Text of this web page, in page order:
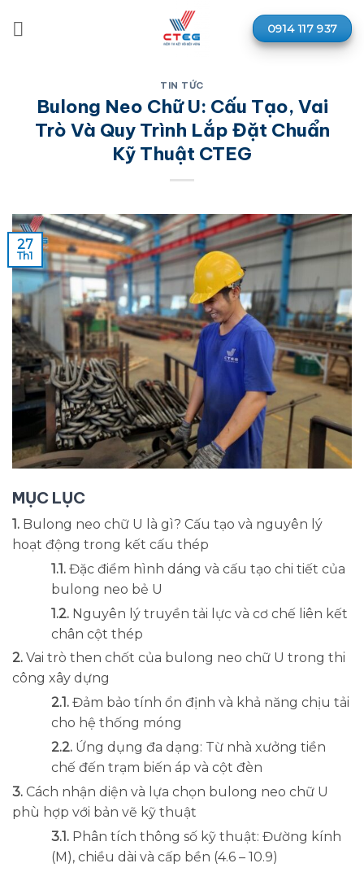
0914 117 937
TIN TỨC
Bulong Neo Chữ U: Cấu Tạo, Vai
Trò Và Quy Trình Lắp Đặt Chuẩn
Kỹ Thuật CTEG
27
Th1
MỤC LỤC
Bulong neo chữ U là gì? Cấu tạo và nguyên lý
hoạt động trong kết cấu thép
Đặc điểm hình dáng và cấu tạo chi tiết của
bulong neo bẻ U
Nguyên lý truyền tải lực và cơ chế liên kết
chân cột thép
Vai trò then chốt của bulong neo chữ U trong thi
công xây dựng
Đảm bảo tính ổn định và khả năng chịu tải
cho hệ thống móng
Ứng dụng đa dạng: Từ nhà xưởng tiền
chế đến trạm biến áp và cột đèn
Cách nhận diện và lựa chọn bulong neo chữ U
phù hợp với bản vẽ kỹ thuật
Phân tích thông số kỹ thuật: Đường kính
(M), chiều dài và cấp bền (4.6 – 10.9)